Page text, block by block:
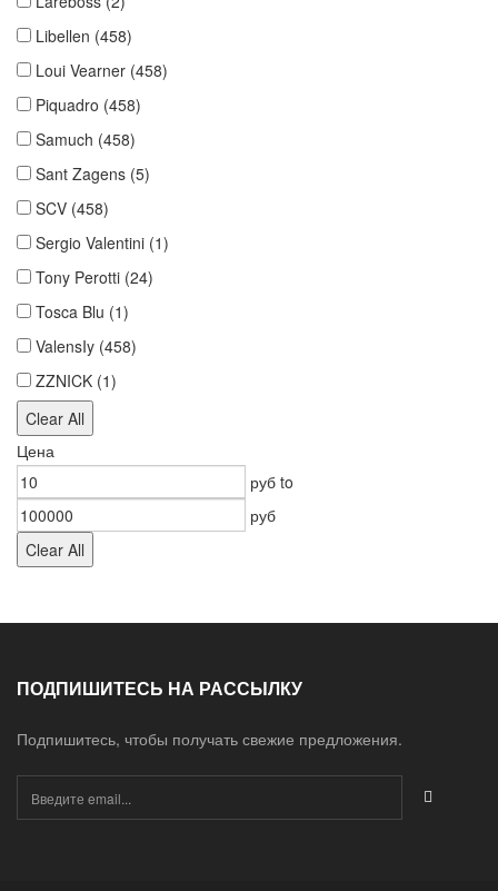
Libellen (458)
Loui Vearner (458)
Piquadro (458)
Samuch (458)
Sant Zagens (5)
SCV (458)
Sergio Valentini (1)
Tony Perotti (24)
Tosca Blu (1)
ValensIy (458)
ZZNICK (1)
Clear All
Цена
руб to
руб
Clear All
ПОДПИШИТЕСЬ НА РАССЫЛКУ
Подпишитесь, чтобы получать свежие предложения.